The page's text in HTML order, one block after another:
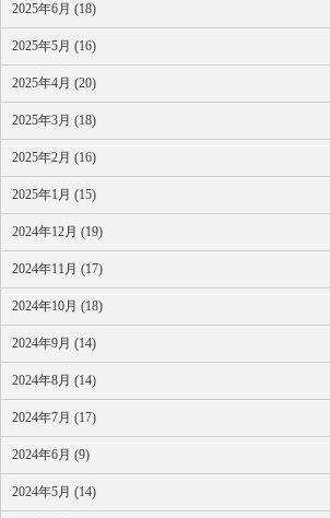
2025年6月 (18)
2025年5月 (16)
2025年4月 (20)
2025年3月 (18)
2025年2月 (16)
2025年1月 (15)
2024年12月 (19)
2024年11月 (17)
2024年10月 (18)
2024年9月 (14)
2024年8月 (14)
2024年7月 (17)
2024年6月 (9)
2024年5月 (14)